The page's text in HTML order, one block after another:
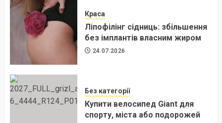
Краса
Ліпофілінг сідниць: збільшення
без імплантів власним жиром
24.07.2026
Без категорії
Купити велосипед Giant для
спорту, міста або подорожей